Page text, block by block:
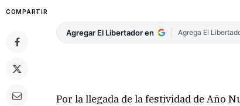
COMPARTIR
Agregar El Libertador en Agrega El
Por la llegada de la festividad de Año